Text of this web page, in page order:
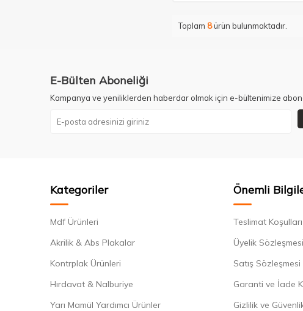
Toplam 8ürün bulunmaktadır.
E-Bülten Aboneliği
Kampanya ve yeniliklerden haberdar olmak için e-bültenimize
Kategoriler
Mdf Ürünleri
Akrilik & Abs Plakalar
Kontrplak Ürünleri
Hırdavat & Nalburiye
Yarı Mamül Yardımcı Ürünler
Önemli
Teslimat Koşulları
Üyelik Sözleşmesi
Satış Sözleşmesi
Garanti ve İade
Gizlilik ve